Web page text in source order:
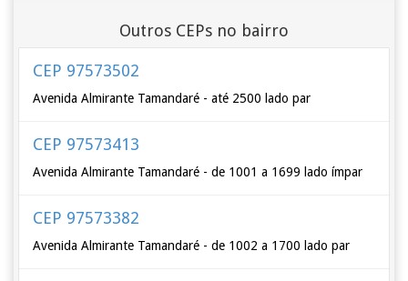
Outros CEPs no bairro
CEP 97573502
Avenida Almirante Tamandaré - até 2500 lado par
CEP 97573413
Avenida Almirante Tamandaré - de 1001 a 1699 lado ímpar
CEP 97573382
Avenida Almirante Tamandaré - de 1002 a 1700 lado par